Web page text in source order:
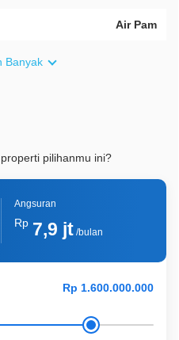
Air Pam
Banyak
pilihanmu ini?
Angsuran
Rp 7,9 jt/bulan